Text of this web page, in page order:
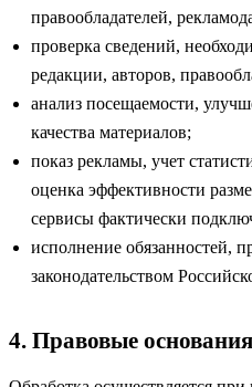
правообладателей,
проверка сведений,
редакции, авторов,
анализ посещаемости,
качества материалов;
показ рекламы, учет
оценка эффективности
сервисы фактически
исполнение обязанностей,
законодательством
4. Правовые